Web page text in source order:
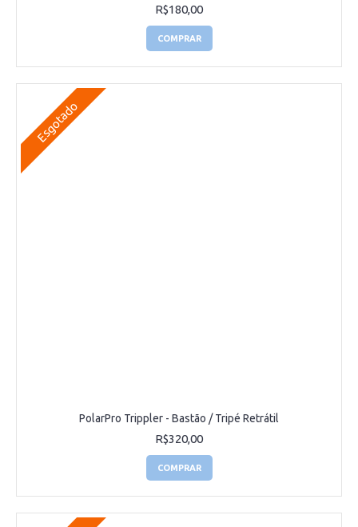
R$180,00
COMPRAR
Esgotado
PolarPro Trippler - Bastão / Tripé Retrátil
R$320,00
COMPRAR